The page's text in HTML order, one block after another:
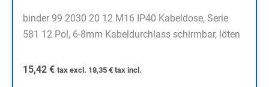
binder 99 2030 20 12 M16 IP40 Kabeldose, Serie
581 12 Pol, 6-8mm Kabeldurchlass schirmbar, löten
15,42 € tax excl. 18,35 € tax incl.